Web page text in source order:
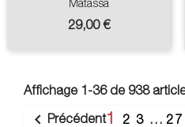
Matassa
Prix
29,00 €
Affichage 1-36 de 938
 Précédent1 2 3 … 27